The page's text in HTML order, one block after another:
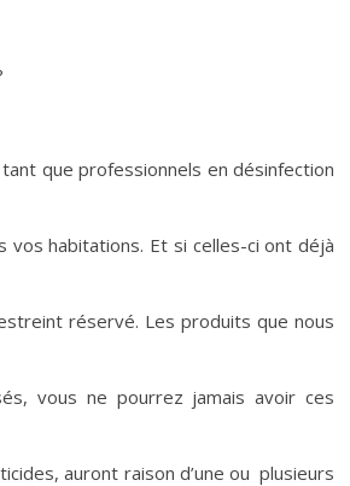
que professionnels en désinfection
habitations. Et si celles-ci ont déjà
réservé. Les produits que nous
vous ne pourrez jamais avoir ces
auront raison d’une ou plusieurs